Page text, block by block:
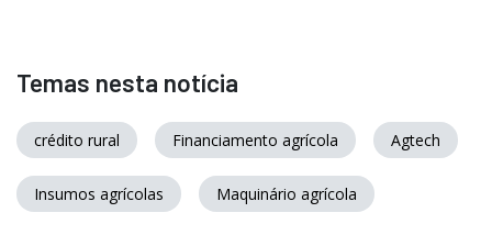
Temas nesta notícia
crédito rural Financiamento agrícola Agtech
Insumos agrícolas Maquinário agrícola